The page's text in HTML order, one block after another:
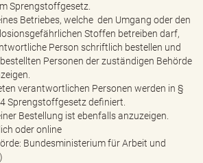
Sprengstoffgesetz.
Betriebes, welche den Umgang oder den
Stoffen betreiben darf,
Person schriftlich bestellen und
Personen der zuständigen Behörde
verantwortlichen Personen werden in §
Sprengstoffgesetz definiert.
Bestellung ist ebenfalls anzuzeigen.
oder online
Bundesministerium für Arbeit und